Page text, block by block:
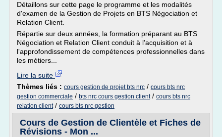
Détaillons sur cette page le programme et les modalités
d'examen de la Gestion de Projets en BTS Négociation et
Relation Client.
Répartie sur deux années, la formation préparant au BTS
Négociation et Relation Client conduit à l'acquisition et à
l'approfondissement de compétences professionnelles dans
les métiers...
Lire la suite
Thèmes liés : cours gestion de projet bts nrc / cours bts nrc
gestion commerciale / bts nrc cours gestion client/ cours bts nrc
relation client/ cours bts nrc gestion
Cours de Gestion de Clientèle et Fiches de
Révisions - Mon ...